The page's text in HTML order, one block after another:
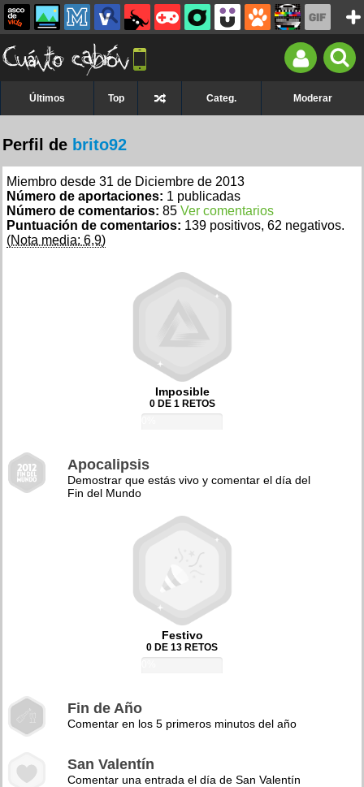
Últimos Top Categ. Moderar
Perfil de brito92
Miembro desde 31 de Diciembre de 2013
Número de aportaciones: 1 publicadas
Número de comentarios: 85 Ver comentarios
Puntuación de comentarios: 139 positivos, 62 negativos.
(Nota media: 6,9)
Imposible
0 DE 1 RETOS
Apocalipsis
Demostrar que estás vivo y comentar el día del
Fin del Mundo
Festivo
0 DE 13 RETOS
Fin de Año
Comentar en los 5 primeros minutos del año
San Valentín
Comentar una entrada el día de San Valentín